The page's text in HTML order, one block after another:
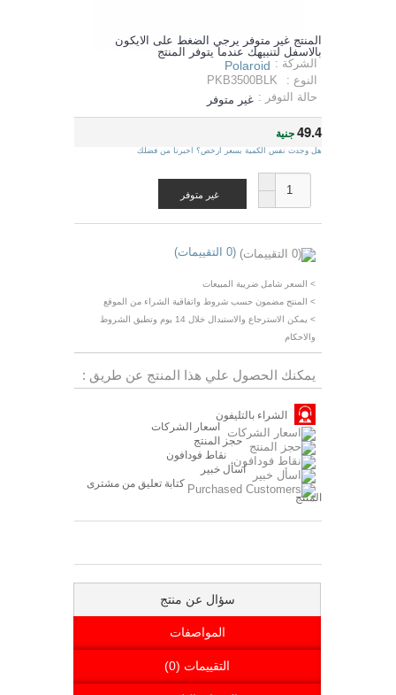
المنتج غير متوفر يرجي الضغط على الايكون
بالاسفل لتنبيهك عندما يتوفر المنتج
الشركة : Polaroid
النوع :
PKB3500BLK
حالة التوفر : غير متوفر
49.4جنية
هل وجدت نفس الكمية بسعر ارخص؟ اخبرنا من فضلك
غير متوفر
(0 التقييمات)
> السعر شامل ضريبة المبيعات
> المنتج مضمون حسب شروط واتفاقية الشراء من الموقع
> يمكن الاسترجاع والاستبدال خلال 14 يوم وتطبق الشروط
والاحكام
يمكنك الحصول علي هذا المنتج عن طريق :
الشراء بالتليفون
اسعار الشركات
حجز المنتج
نقاط فودافون
اسأل خبير
كتابة تعليق من مشترى
المنتج
سؤال عن منتج
المواصفات
التقييمات (0)